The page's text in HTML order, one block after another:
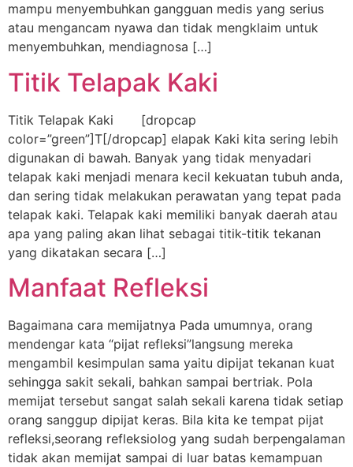
mampu menyembuhkan gangguan medis yang serius
atau mengancam nyawa dan tidak mengklaim untuk
menyembuhkan, mendiagnosa […]
Titik Telapak Kaki
Titik Telapak Kaki [dropcap
color=”green”]T[/dropcap] elapak Kaki kita sering lebih
digunakan di bawah. Banyak yang tidak menyadari
telapak kaki menjadi menara kecil kekuatan tubuh anda,
dan sering tidak melakukan perawatan yang tepat pada
telapak kaki. Telapak kaki memiliki banyak daerah atau
apa yang paling akan lihat sebagai titik-titik tekanan
yang dikatakan secara […]
Manfaat Refleksi
Bagaimana cara memijatnya Pada umumnya, orang
mendengar kata “pijat refleksi”langsung mereka
mengambil kesimpulan sama yaitu dipijat tekanan kuat
sehingga sakit sekali, bahkan sampai bertriak. Pola
memijat tersebut sangat salah sekali karena tidak setiap
orang sanggup dipijat keras. Bila kita ke tempat pijat
refleksi,seorang refleksiolog yang sudah berpengalaman
tidak akan memijat sampai di luar batas kemampuan